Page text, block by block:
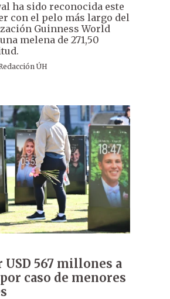
ha sido reconocida este
con el pelo más largo del
Guinness World
melena de 271,50
ÚH
USD 567 millones a
caso de menores